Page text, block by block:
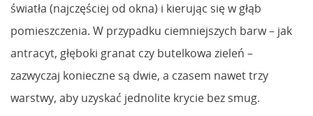
światła (najczęściej od okna) i kierując się w głąb
pomieszczenia. W przypadku ciemniejszych barw – jak
antracyt, głęboki granat czy butelkowa zieleń –
zazwyczaj konieczne są dwie, a czasem nawet trzy
warstwy, aby uzyskać jednolite krycie bez smug.